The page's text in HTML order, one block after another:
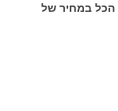
הכל במחיר של